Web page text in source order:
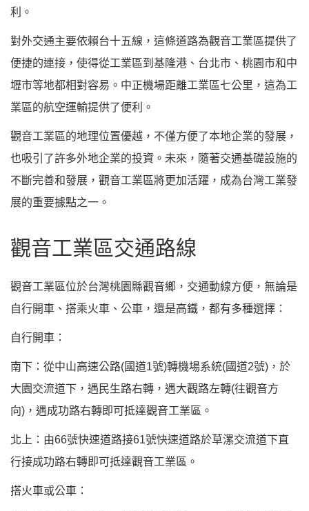
利。
對外交通主要依賴台十五線，這條道路為觀音工業區提供了
便捷的連接，使得從工業區到基隆港、台北市、桃園市和中
壢市等地都相對容易。中正機場距離工業區七公里，這為工
業區的航空運輸提供了便利。
觀音工業區的地理位置優越，不僅方便了本地企業的發展，
也吸引了許多外地企業的投資。未來，隨著交通基礎設施的
不斷完善和發展，觀音工業區將更加活躍，成為台灣工業發
展的重要據點之一。
觀音工業區交通路線
觀音工業區位於台灣桃園縣觀音鄉，交通動線方便，無論是
自行開車、搭乘火車、公車，還是高鐵，都有多種選擇：
自行開車：
南下：從中山高速公路(國道1號)轉機場系統(國道2號)，於
大園交流道下，遇民生路右轉，遇大觀路左轉(往觀音方
向)，遇成功路右轉即可抵達觀音工業區。
北上：由66號快速道路接61號快速道路於草漯交流道下直
行接成功路右轉即可抵達觀音工業區。
搭火車或公車：